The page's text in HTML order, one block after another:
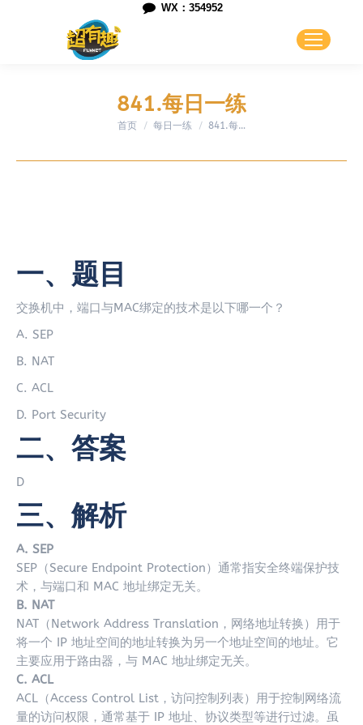
WX：354952
841.每日一练
您在这里：
首页 每日一练 841.每…
一、题目
交换机中，端口与MAC绑定的技术是以下哪一个？
A. SEP
B. NAT
C. ACL
D. Port Security
二、答案
D
三、解析
A. SEP
SEP（Secure Endpoint Protection）通常指安全终端保护技
术，与端口和 MAC 地址绑定无关。
B. NAT
NAT（Network Address Translation，网络地址转换）用于
将一个 IP 地址空间的地址转换为另一个地址空间的地址。它
主要应用于路由器，与 MAC 地址绑定无关。
C. ACL
ACL（Access Control List，访问控制列表）用于控制网络流
量的访问权限，通常基于 IP 地址、协议类型等进行过滤。虽